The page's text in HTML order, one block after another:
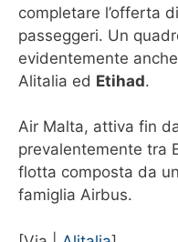
completare l’offerta
passeggeri. Un
evidentemente
Alitalia ed Etihad.
Air Malta, attiva fin
prevalentemente tra
flotta composta da
famiglia Airbus.